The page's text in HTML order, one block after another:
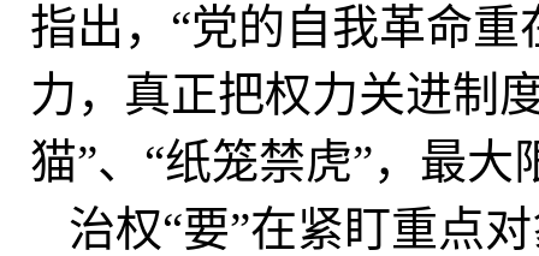
指出，“党的自我革命
力，真正把权力关进制
猫”、“纸笼禁虎”，最
治权“要”在紧盯重点